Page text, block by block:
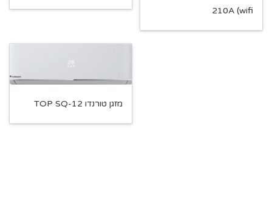
210A (wifi
מזגן טורנדו TOP SQ-12